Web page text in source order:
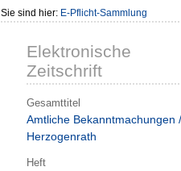
Sie sind hier: E-Pflicht-Sammlung
Elektronische
Zeitschrift
Gesamttitel
Amtliche Bekanntmachungen /
Herzogenrath
Heft